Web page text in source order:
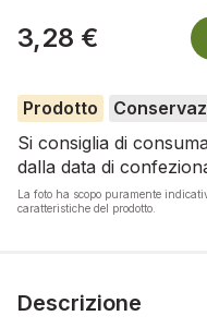
3,28 €
Prodotto
Si consiglia di
dalla data di
La foto ha scopo puramente
caratteristiche del prodotto.
Descrizione